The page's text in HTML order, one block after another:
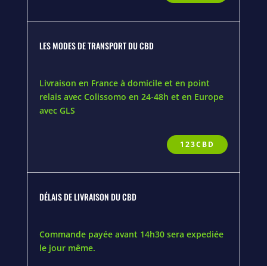
LES MODES DE TRANSPORT DU CBD
Livraison en France à domicile et en point
relais avec Colissomo en 24-48h et en Europe
avec GLS
123CBD
DÉLAIS DE LIVRAISON DU CBD
Commande payée avant 14h30 sera expediée
le jour même.